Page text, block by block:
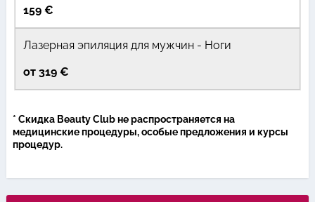
159 €
Лазерная эпиляция для мужчин - Ноги
от 319 €
* Скидка Beauty Сlub не распространяется на
медицинские процедуры, особые предложения и курсы
процедур.